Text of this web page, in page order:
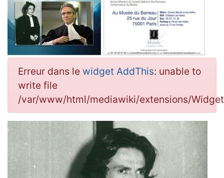
Erreur dans le widget AddThis: unable to
write file
/var/www/html/mediawiki/extensions/